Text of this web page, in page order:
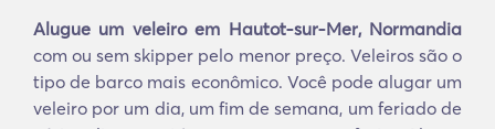
Alugue um veleiro em Hautot-sur-Mer, Normandia
com ou sem skipper pelo menor preço. Veleiros são o
tipo de barco mais econômico. Você pode alugar um
veleiro por um dia, um fim de semana, um feriado de